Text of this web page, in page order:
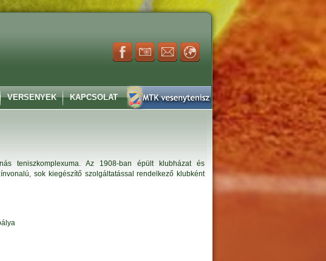
VERSENYEK KAPCSOLAT
teniszkomplexuma. Az 1908-ban épült klubházat és
sok kiegészítő szolgáltatással rendelkező klubként